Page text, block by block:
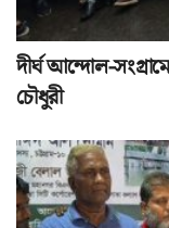
দীর্ঘ আন্দোল-
চৌধুরী